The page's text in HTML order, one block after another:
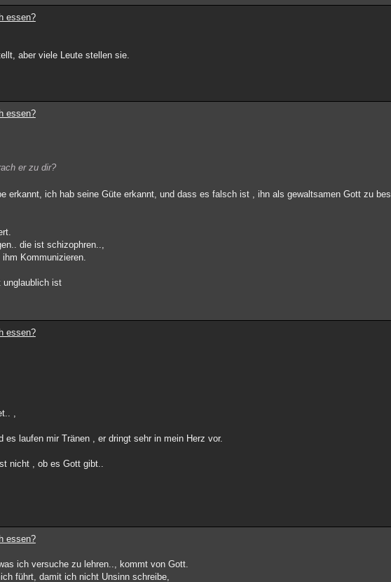
essen?
aber viele Leute stellen sie.
essen?
er zu dir?
erkannt, ich hab seine Güte erkannt, und dass es falsch ist , ihn als gewaltsamen Gott zu
die ist schizophren..,
Kommunizieren.
ist
essen?
,
es laufen mir Tränen , er dringt sehr in mein Herz vor.
nicht , ob es Gott gibt..
essen?
ich versuche zu lehren.., kommt von Gott.
führt, damit ich nicht Unsinn schreibe,